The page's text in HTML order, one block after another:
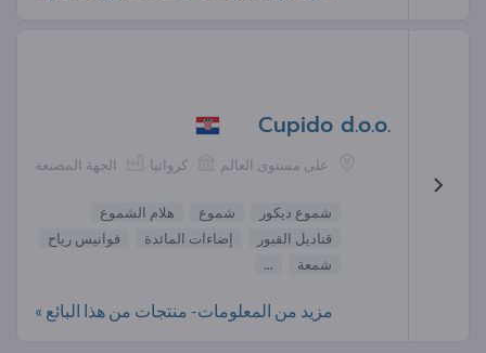
Cupido d.o.o.
الجهة المصنعة كرواتيا على مستوى العالم
شموع ديكور شموع
هلام الشموع
قناديل القبور
إضاءات المائدة
فوانيس رياح
شمعة
...
مزيد من المعلومات- منتجات من هذا البائع »